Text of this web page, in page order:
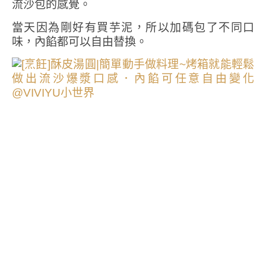
流沙包的感覺。
當天因為剛好有買芋泥，所以加碼包了不同口
味，內餡都可以自由替換。